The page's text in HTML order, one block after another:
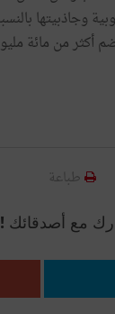
وجاذبيتها
أكثر من مائة
طباعة
مع أصدقائك !